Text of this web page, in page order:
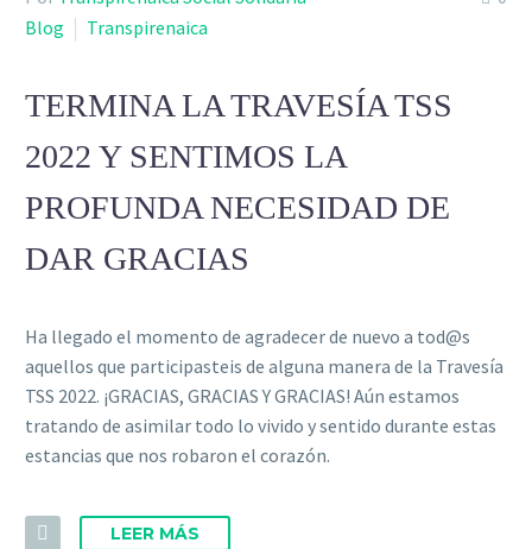
Blog
Transpirenaica
TERMINA LA TRAVESÍA TSS
2022 Y SENTIMOS LA
PROFUNDA NECESIDAD DE
DAR GRACIAS
Ha llegado el momento de agradecer de nuevo a tod@s
aquellos que participasteis de alguna manera de la Travesía
TSS 2022. ¡GRACIAS, GRACIAS Y GRACIAS! Aún estamos
tratando de asimilar todo lo vivido y sentido durante estas
estancias que nos robaron el corazón.
LEER MÁS